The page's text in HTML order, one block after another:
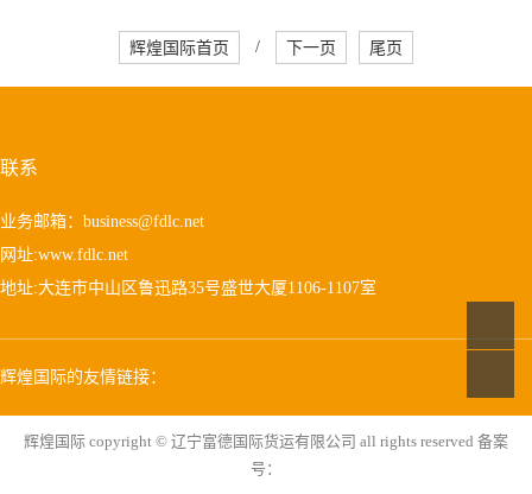
辉煌国际首页 / 下一页 尾页
联系
业务邮箱： business@fdlc.net
网址:www.fdlc.net
地址:大连市中山区鲁迅路35号盛世大厦1106-1107室
辉煌国际的友情链接：
辉煌国际 copyright © 辽宁富德国际货运有限公司 all rights reserved 备案
号：